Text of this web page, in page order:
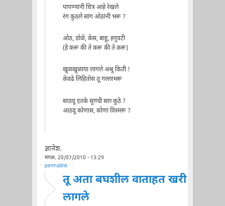
पापण्यांनी चित्र आहे रेखले
रंग कुठले सांग ओठांनी भरू ?
ओठ, डोळे, केस, बाहू, हनुवटी
(हे करू की ते करू की ते करू)
खुळखुळाया लागले अश्रू किती !
केवढे लिहितोस तू गल्लाभरू
साठवू इतके सुगंधी सल कुठे ?
आठवू कोणास, कोणा विस्मरू ?
ज्ञानेश.
मंगळ, 20/07/2010 - 13:29
permalink
तू अता बघशील वाताहत खरी
लागले